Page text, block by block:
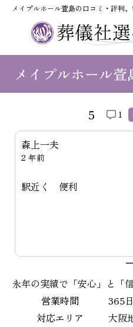
メイプルホール萱島の口コミ・評判
メイプルホール萱
5 1
森上一夫
2 年前
駅近く 便利
永年の実績で「安心」と「
営業時間
365
対応エリア
大阪